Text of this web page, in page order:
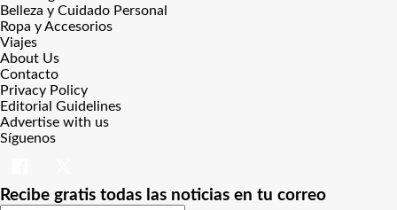
Belleza y Cuidado Personal
Ropa y Accesorios
Viajes
About Us
Contacto
Privacy Policy
Editorial Guidelines
Advertise with us
Síguenos
Recibe gratis todas las noticias en tu correo